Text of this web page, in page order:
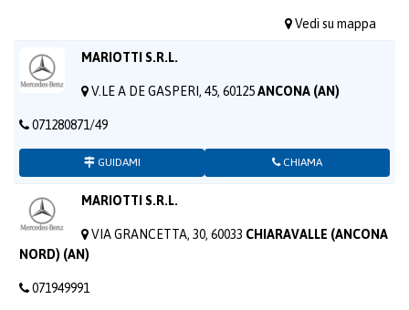
Vedi su mappa
MARIOTTI S.R.L.
V.LE A DE GASPERI, 45, 60125ANCONA (AN)
071280871/49
GUIDAMI CHIAMA
MARIOTTI S.R.L.
VIA GRANCETTA, 30, 60033 CHIARAVALLE (ANCONA
NORD) (AN)
071949991